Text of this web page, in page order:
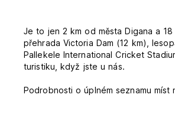
Je to jen 2 km od města Digana a
přehrada Victoria Dam (12 km),
Pallekele International Cricket
turistiku, když jste u nás.
Podrobnosti o úplném seznamu
Po dni stráveném pěší turistikou,